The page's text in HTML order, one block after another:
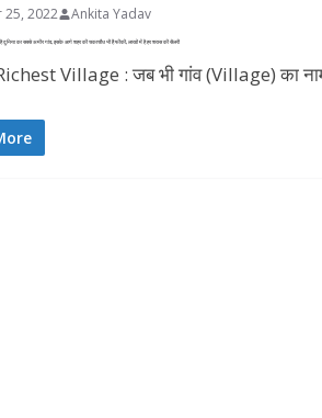
25, 2022 Ankita Yadav
का सबसे अमीर गांव, इसके आगे शहर की चकाचौंध भी हैं फीकी, लाखों में है हर शख्स की सैलरी
Village : जब भी गांव (Village) का